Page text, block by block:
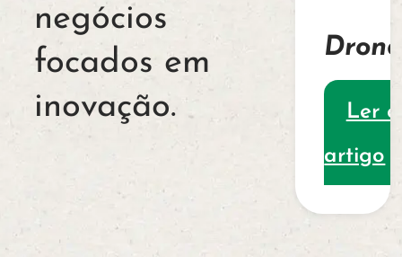
negócios
focados em
inovação.
Ler o
artigo